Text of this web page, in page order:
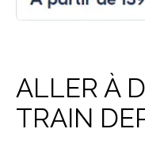
ALLER À
TRAIN